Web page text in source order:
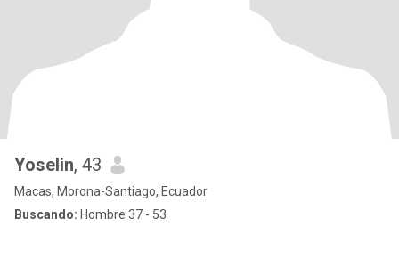
Yoselin, 43
Macas, Morona-Santiago, Ecuador
Buscando: Hombre 37 - 53